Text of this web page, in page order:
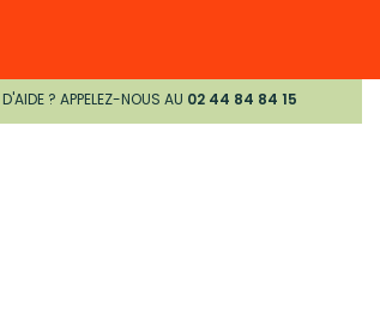
? APPELEZ-NOUS AU 02 44 84 84 15